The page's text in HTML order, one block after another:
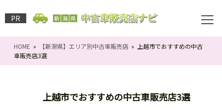
PR
HOME » 【新潟県】エリア別中古車販売店» 上越市でおすすめの中古
車販売店3選
上越市でおすすめの中古車販売店3選